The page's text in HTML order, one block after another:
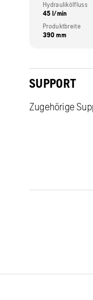
Hydraulikölfluss
45 l/min
Produktbreite
390 mm
SUPPORT
Zugehörige